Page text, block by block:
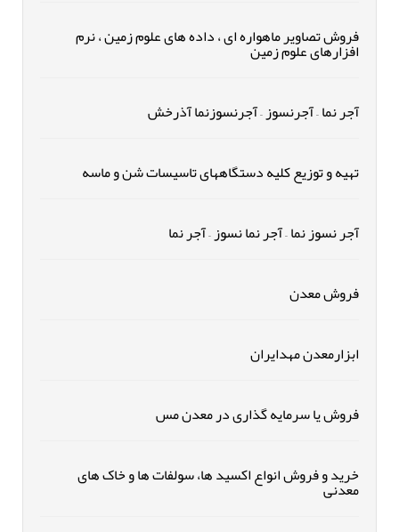
فروش تصاویر ماهواره ای ، داده های علوم زمین ، نرم
افزارهای علوم زمین
آجر نما – آجرنسوز – آجرنسوزنما آذرخش
تهیه و توزیع کلیه دستگاههای تاسیسات شن و ماسه
آجر نسوز نما – آجر نما نسوز – آجر نما
فروش معدن
ابزارمعدن مهدایران
فروش یا سرمایه گذاری در معدن مس
خرید و فروش انواع اکسید ها، سولفات ها و خاک های
معدنی